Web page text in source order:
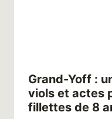
Grand-Yoff :
viols et actes
fillettes de 8